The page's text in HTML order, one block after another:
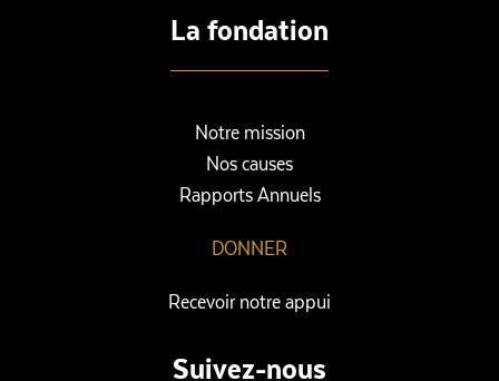
La fondation
Notre mission
Nos causes
Rapports Annuels
DONNER
Recevoir notre appui
Suivez-nous